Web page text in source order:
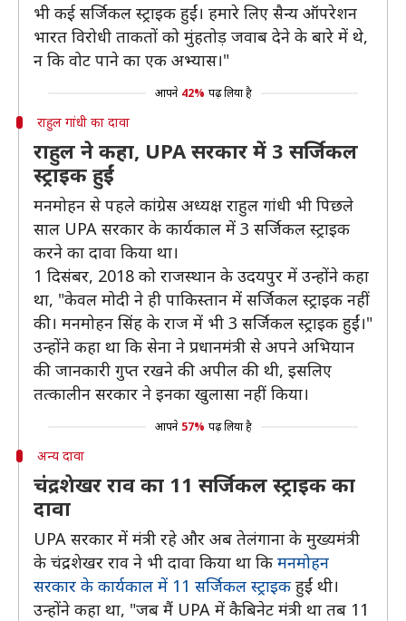
भी कई सर्जिकल स्ट्राइक हुईं। हमारे लिए सैन्य ऑपरेशन
भारत विरोधी ताकतों को मुंहतोड़ जवाब देने के बारे में थे,
न कि वोट पाने का एक अभ्यास।"
आपने 42% पढ़ लिया है
राहुल गांधी का दावा
राहुल ने कहा, UPA सरकार में 3 सर्जिकल
स्ट्राइक हुईं
मनमोहन से पहले कांग्रेस अध्यक्ष राहुल गांधी भी पिछले
साल UPA सरकार के कार्यकाल में 3 सर्जिकल स्ट्राइक
करने का दावा किया था।
1 दिसंबर, 2018 को राजस्थान के उदयपुर में उन्होंने कहा
था, "केवल मोदी ने ही पाकिस्तान में सर्जिकल स्ट्राइक नहीं
की। मनमोहन सिंह के राज में भी 3 सर्जिकल स्ट्राइक हुईं।"
उन्होंने कहा था कि सेना ने प्रधानमंत्री से अपने अभियान
की जानकारी गुप्त रखने की अपील की थी, इसलिए
तत्कालीन सरकार ने इनका खुलासा नहीं किया।
आपने 57% पढ़ लिया है
अन्य दावा
चंद्रशेखर राव का 11 सर्जिकल स्ट्राइक का
दावा
UPA सरकार में मंत्री रहे और अब तेलंगाना के मुख्यमंत्री
के चंद्रशेखर राव ने भी दावा किया था कि मनमोहन
सरकार के कार्यकाल में 11 सर्जिकल स्ट्राइक हुईं थी।
उन्होंने कहा था, "जब मैं UPA में कैबिनेट मंत्री था तब 11